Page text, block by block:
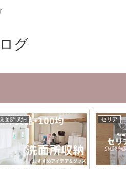
グ
面所収納 セリア